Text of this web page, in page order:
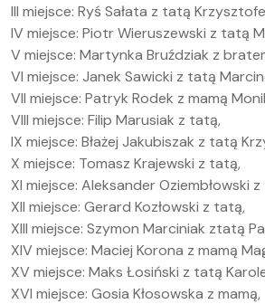
III miejsce: Ryś Sałata z tatą
IV miejsce: Piotr Wieruszewski z tatą
V miejsce: Martynka Bruździak z
VI miejsce: Janek Sawicki z tatą
VII miejsce: Patryk Rodek z mamą
VIII miejsce: Filip Marusiak z tatą,
IX miejsce: Błażej Jakubiszak z tatą
X miejsce: Tomasz Krajewski z tatą,
XI miejsce: Aleksander Oziembłowski
XII miejsce: Gerard Kozłowski z tatą,
XIII miejsce: Szymon Marciniak ztatą
XIV miejsce: Maciej Korona z mamą
XV miejsce: Maks Łosiński z tatą
XVI miejsce: Gosia Kłosowska z mamą,